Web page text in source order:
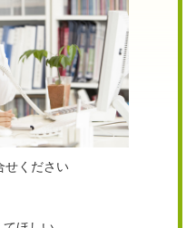
せください